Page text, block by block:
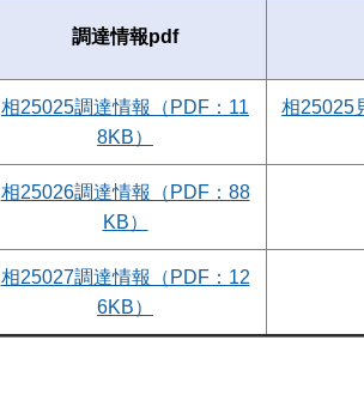
調達情報pdf
相25025調達情報（PDF：11
8KB）
相25025
相25026調達情報（PDF：88
KB）
相25027調達情報（PDF：12
6KB）